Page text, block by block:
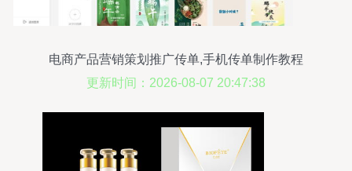
电商产品营销策划推广传单,手机传单制作教程
更新时间：2026-08-07 20:47:38